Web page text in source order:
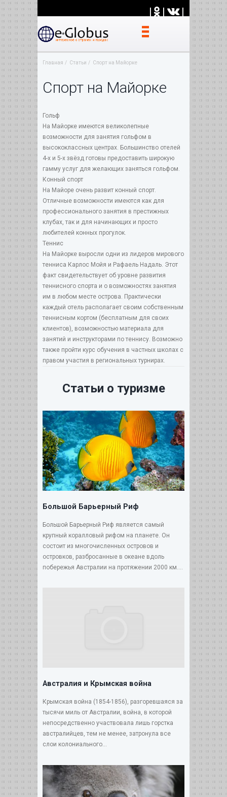
| | |
Главная Статьи Спорт на Майорке
Спорт на Майорке
Гольф
На Майорке имеются великолепные
возможности для занятия гольфом в
высококлассных центрах. Большинство отелей
4-х и 5-х звёзд готовы предоставить широкую
гамму услуг для желающих заняться гольфом.
Конный спорт
На Майоре очень развит конный спорт.
Отличные возможности имеются как для
профессионального занятия в престижных
клубах, так и для начинающих и просто
любителей конных прогулок.
Теннис
На Майорке выросли одни из лидеров мирового
тенниса Карлос Мойя и Рафаель Надаль. Этот
факт свидетельствует об уровне развития
теннисного спорта и о возможностях занятия
им в любом месте острова. Практически
каждый отель располагает своим собственным
теннисным кортом (бесплатным для своих
клиентов), возможностью материала для
занятий и инструкторами по теннису. Возможно
также пройти курс обучения в частных школах с
правом участия в региональных турнирах.
Статьи о туризме
Большой Барьерный Риф
Большой Барьерный Риф является самый
крупный коралловый рифом на планете. Он
состоит из многочисленных островов и
островков, разбросанные в океане вдоль
побережья Австралии на протяжении 2000 км....
Австралия и Крымская война
Крымская война (1854-1856), разгоревшаяся за
тысячи миль от Австралии, война, в которой
непосредственно участвовала лишь горстка
австралийцев, тем не менее, затронула все
слои колониального...